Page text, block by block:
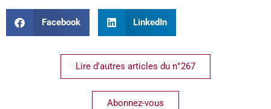
Facebook LinkedIn
Lire d'autres articles du n°267
Abonnez-vous